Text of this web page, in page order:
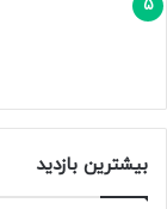
بیشترین بازدید